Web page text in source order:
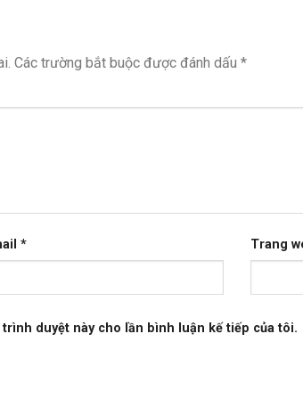
Các trường bắt buộc được đánh dấu *
* Trang
duyệt này cho lần bình luận kế tiếp của tôi.